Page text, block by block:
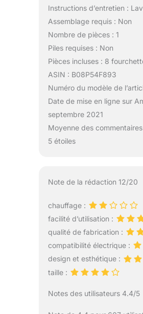
Instructions d’entretien :
Assemblage requis : Non
Nombre de pièces : 1
Piles requises : Non
Pièces incluses : 8
ASIN : B08P54F893
Numéro du modèle de
Date de mise en ligne sur
septembre 2021
Moyenne des
5 étoiles
Note de la rédaction 12/20
chauffage :
facilité d’utilisation :
qualité de fabrication :
compatibilité électrique :
design et esthétique :
taille :
Notes des utilisateurs 4.4/5